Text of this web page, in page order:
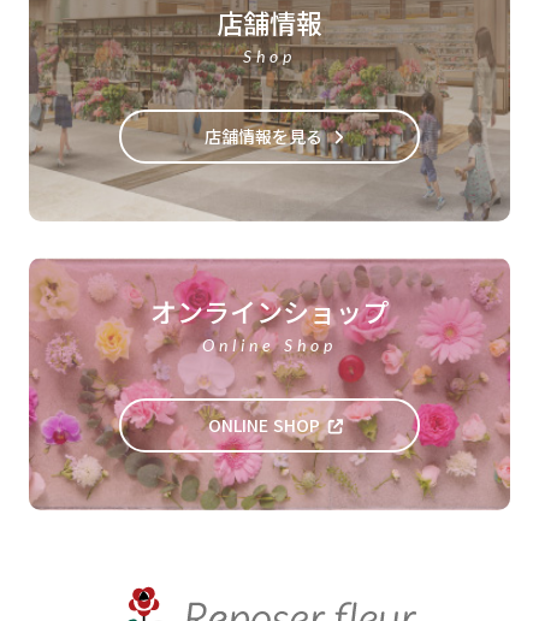
店舗情報
Shop
店舗情報を見る
オンラインショップ
Online Shop
ONLINE SHOP